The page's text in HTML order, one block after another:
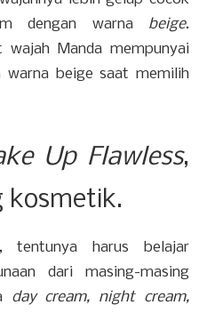
dengan warna beige.
wajah Manda mempunyai
beige saat memilih
Up Flawless,
kosmetik.
tentunya harus belajar
dari masing-masing
day cream, night cream,